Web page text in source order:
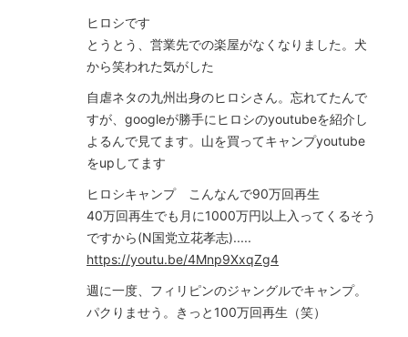
ヒロシです
とうとう、営業先での楽屋がなくなりました。犬
から笑われた気がした
自虐ネタの九州出身のヒロシさん。忘れてたんで
すが、googleが勝手にヒロシのyoutubeを紹介し
よるんで見てます。山を買ってキャンプyoutube
をupしてます
ヒロシキャンプ こんなんで90万回再生
40万回再生でも月に1000万円以上入ってくるそう
ですから(N国党立花孝志).....
https://youtu.be/4Mnp9XxqZg4
週に一度、フィリピンのジャングルでキャンプ。
パクりませう。きっと100万回再生（笑）